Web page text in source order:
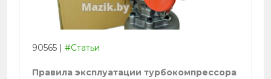
90565 | #Статьи
Правила эксплуатации турбокомпрессора